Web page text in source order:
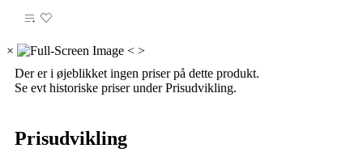
× < >
Der er i øjeblikket ingen priser på dette produkt.
Se evt historiske priser under Prisudvikling.
Prisudvikling